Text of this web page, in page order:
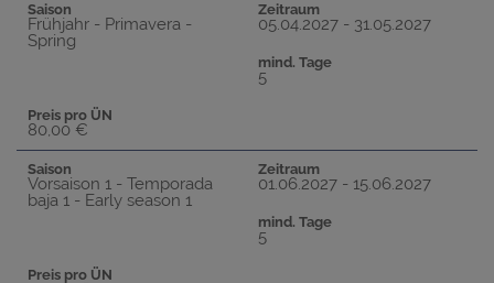
Saison
Frühjahr - Primavera -
Spring
Zeitraum
05.04.2027 - 31.05.2027
mind. Tage
5
Preis pro ÜN
80,00 €
Saison
Vorsaison 1 - Temporada
baja 1 - Early season 1
Zeitraum
01.06.2027 - 15.06.2027
mind. Tage
5
Preis pro ÜN